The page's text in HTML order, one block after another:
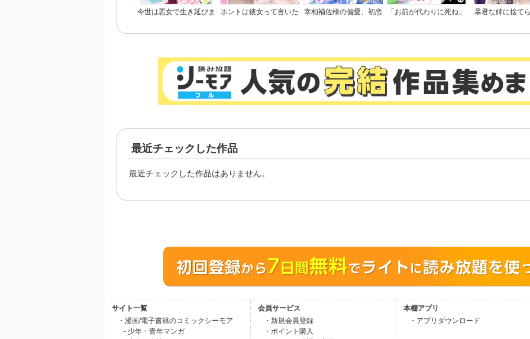
今世は悪女で生き延びま
ホントは彼女って言いた
宰相補佐様の偏愛、初恋
「お前が代わりに死ね」
版
暴君な姉に捨て
最近チェックした作品
最近チェックした作品はありません。
サイト一覧
・漫画/電子書籍のコミックシーモア
- 少年・青年マンガ
会員サービス
・新規会員登録
・ポイント購入
本棚アプリ
・アプリダウンロード